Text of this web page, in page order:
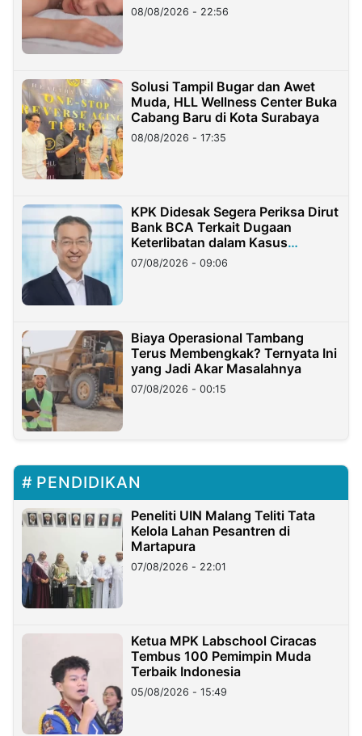
08/08/2026 - 22:56
Solusi Tampil Bugar dan Awet
Muda, HLL Wellness Center Buka
Cabang Baru di Kota Surabaya
08/08/2026 - 17:35
KPK Didesak Segera Periksa Dirut
Bank BCA Terkait Dugaan
Keterlibatan dalam Kasus
Hilangnya Dana Nasabah Rp2,58
Miliar
07/08/2026 - 09:06
Biaya Operasional Tambang
Terus Membengkak? Ternyata Ini
yang Jadi Akar Masalahnya
07/08/2026 - 00:15
PENDIDIKAN
Peneliti UIN Malang Teliti Tata
Kelola Lahan Pesantren di
Martapura
07/08/2026 - 22:01
Ketua MPK Labschool Ciracas
Tembus 100 Pemimpin Muda
Terbaik Indonesia
05/08/2026 - 15:49